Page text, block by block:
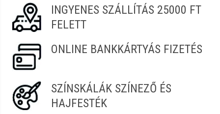
INGYENES SZÁLLÍTÁS 25000 FT
FELETT
ONLINE BANKKÁRTYÁS FIZETÉS
SZÍNSKÁLÁK SZÍNEZŐ ÉS
HAJFESTÉK